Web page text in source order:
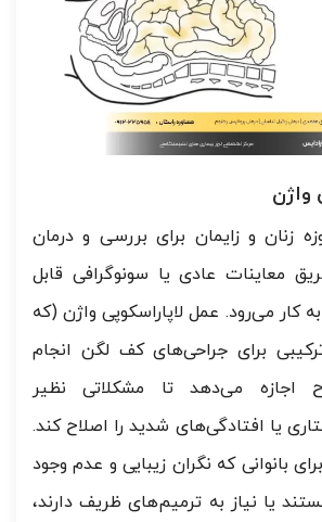
واژن
زنان و زایمان برای بررسی و درمان
معاینات عادی یا سونوگرافی قابل
می‌رود. عمل لاپاراسکوپی واژن (که
برای جراحی‌های کف لگن انجام
اجازه می‌دهد تا مشکلاتی نظیر
یا افتادگی‌های شدید را اصلاح کند.
بانوانی که نگران زیبایی و عدم وجود
یا نیاز به ترمیم‌های ظریف دارند،